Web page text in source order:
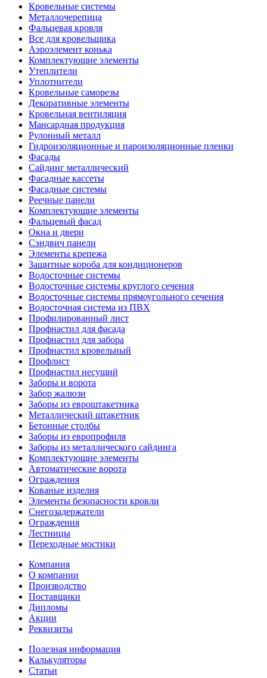
Кровельные системы
Металлочерепица
Фальцевая кровля
Все для кровельщика
Аэроэлемент конька
Комплектующие элементы
Утеплители
Уплотнители
Кровельные саморезы
Декоративные элементы
Кровельная вентиляция
Мансардная продукция
Рулонный металл
Гидроизоляционные и пароизоляционные пленки
Фасады
Сайдинг металлический
Фасадные кассеты
Фасадные системы
Реечные панели
Комплектующие элементы
Фальцевый фасад
Окна и двери
Сэндвич панели
Элементы крепежа
Защитные короба для кондиционеров
Водосточные системы
Водосточные системы круглого сечения
Водосточные системы прямоугольного сечения
Водосточная система из ПВХ
Профилированный лист
Профнастил для фасада
Профнастил для забора
Профнастил кровельный
Профлист
Профнастил несущий
Заборы и ворота
Забор жалюзи
Заборы из евроштакетника
Металлический штакетник
Бетонные столбы
Заборы из европрофиля
Заборы из металлического сайдинга
Комплектующие элементы
Автоматические ворота
Ограждения
Кованые изделия
Элементы безопасности кровли
Снегозадержатели
Ограждения
Лестницы
Переходные мостики
Компания
О компании
Производство
Поставщики
Дипломы
Акции
Реквизиты
Полезная информация
Калькуляторы
Статьи